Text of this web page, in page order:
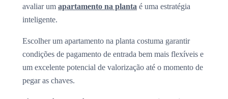
avaliar um apartamento na planta é uma estratégia
inteligente.
Escolher um apartamento na planta costuma garantir
condições de pagamento de entrada bem mais flexíveis e
um excelente potencial de valorização até o momento de
pegar as chaves.